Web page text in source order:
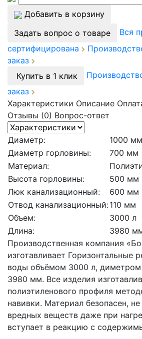
Добавить в корзину
Задать вопрос о товаре
Вся
сертифицирована
заказ
Купить в 1 клик
заказ
Характеристики Описание
Отзывы (0) Вопрос-ответ
Диаметр:
1000 мм
Диаметр горловины:
700 мм
Материал:
Высота горловины:
500 мм
Люк канализационный:
600 мм
Отвод канализационный:110 мм
Объем:
3000 л
Длина:
3980
Производственная компания
изготавливает Горизонтальные
воды объёмом 3000 л,
3980 мм. Все изделия
полиэтиленового профиля
навивки. Материал безопасен,
вредных веществ даже при
вступает в реакцию с